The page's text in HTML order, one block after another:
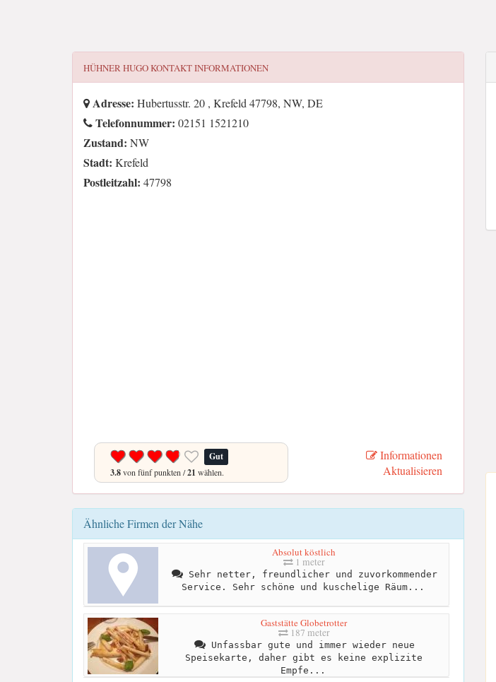
HÜHNER HUGOKONTAKT INFORMATIONEN
Adresse: Hubertusstr. 20 , Krefeld 47798, NW, DE
Telefonnummer: 02151 1521210
Zustand: NW
Stadt: Krefeld
Postleitzahl: 47798
Gut
3.8von fünf punkten /21 wählen.
Informationen
Aktualisieren
Ähnliche Firmen der Nähe
Absolut köstlich
1 meter
Sehr netter, freundlicher und zuvorkommender
Service. Sehr schöne und kuschelige Räum...
Gaststätte Globetrotter
187 meter
Unfassbar gute und immer wieder neue
Speisekarte, daher gibt es keine explizite
Empfe...